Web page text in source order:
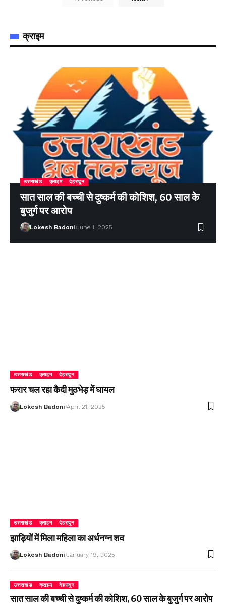
क्राइम
उत्तराखंड क्राइम देहरादून
सात साल की बच्ची से दुष्कर्म की कोशिश, 60 साल के
बुजुर्ग पर आरोप
Lokesh Badoni June 1, 2025
उत्तराखंड क्राइम देहरादून
फरार चल रहा कैदी मुठभेड़ में घायल
Lokesh Badoni April 21, 2025
उत्तराखंड क्राइम देहरादून
झाड़ियों में मिला महिला का अर्धनग्न शव
Lokesh Badoni January 19, 2025
उत्तराखंड क्राइम देहरादून
सात साल की बच्ची से दुष्कर्म की कोशिश, 60 साल के बुजुर्ग पर आरोप